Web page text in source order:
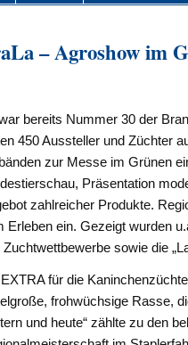
– Agroshow im
bereits Nummer 30 der
450 Aussteller und Züchter
zur Messe im Grünen
Präsentation
zahlreicher Produkte.
Erleben ein. Gezeigt wurden
Zuchtwettbewerbe sowie die
für die
frohwüchsige Rasse,
und heute“ zählte zu den